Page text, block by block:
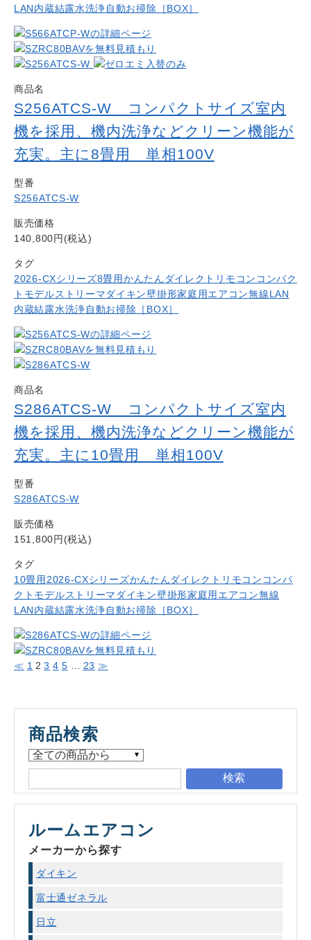
LAN内蔵結露水洗浄自動お掃除［BOX］
商品名
S256ATCS-W コンパクトサイズ室内
機を採用、機内洗浄などクリーン機能が
充実。主に8畳用 単相100V
型番
S256ATCS-W
販売価格
140,800円(税込)
タグ
2026-CXシリーズ8畳用かんたんダイレクトリモコン コンパク
トモデルストリーマダイキン壁掛形家庭用エアコン無線LAN
内蔵結露水洗浄自動お掃除［BOX］
商品名
S286ATCS-W コンパクトサイズ室内
機を採用、機内洗浄などクリーン機能が
充実。主に10畳用 単相100V
型番
S286ATCS-W
販売価格
151,800円(税込)
タグ
10畳用 2026-CXシリーズかんたんダイレクトリモコン コンパ
クトモデルストリーマ ダイキン壁掛形家庭用エアコン無線
LAN内蔵結露水洗浄自動お掃除［BOX］
≪ 1 2 3 4 5 23 ≫
商品検索
検索
ルームエアコン
メーカーから探す
ダイキン
富士通ゼネラル
日立